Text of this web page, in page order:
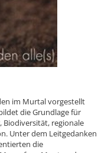
im Murtal vorgestellt
die Grundlage für
Biodiversität, regionale
Unter dem Leitgedanken
die